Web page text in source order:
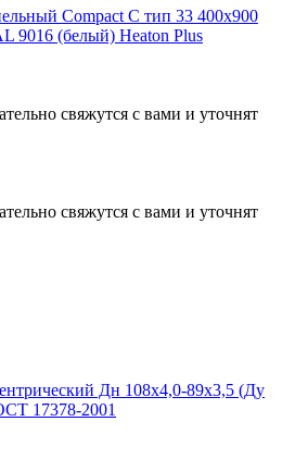
Compact C тип 33 400х900
9016 (белый) Heaton Plus
свяжутся с вами и уточнят
свяжутся с вами и уточнят
Дн 108х4,0-89х3,5 (Ду
17378-2001